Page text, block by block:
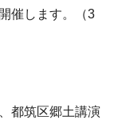
催します。（3
都筑区郷土講演